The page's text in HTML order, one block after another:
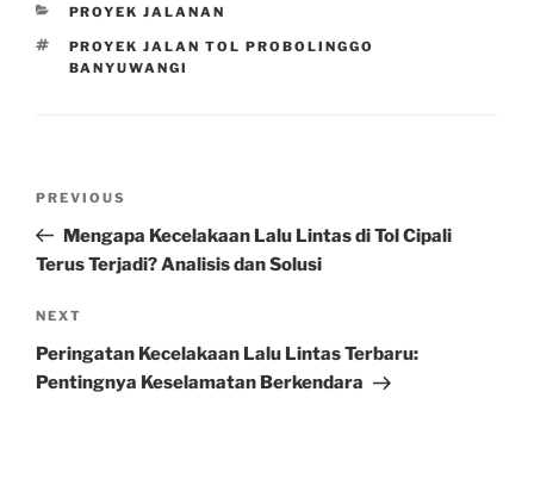
CATEGORIES
PROYEK JALANAN
TAGS
PROYEK JALAN TOL PROBOLINGGO
BANYUWANGI
Previous
Post
PREVIOUS
Mengapa Kecelakaan Lalu Lintas di Tol Cipali
Terus Terjadi? Analisis dan Solusi
Next
Post
NEXT
Peringatan Kecelakaan Lalu Lintas Terbaru:
Pentingnya Keselamatan Berkendara